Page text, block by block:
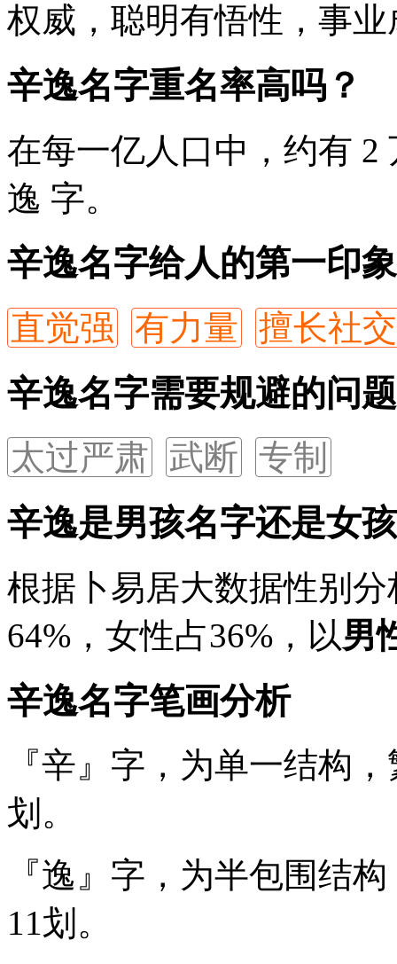
权威，聪明有悟性，事
辛逸名字重名率高吗？
在每一亿人口中，约有 2
逸 字。
辛逸名字给人的第一印象
直觉强 有力量 擅长社交
辛逸名字需要规避的问题
太过严肃 武断 专制
辛逸是男孩名字还是女
根据卜易居大数据性别
64% ，女性占36% ，以男
辛逸名字笔画分析
『辛』 字，为单一结构
划。
『逸』 字，为半包围结
11划。